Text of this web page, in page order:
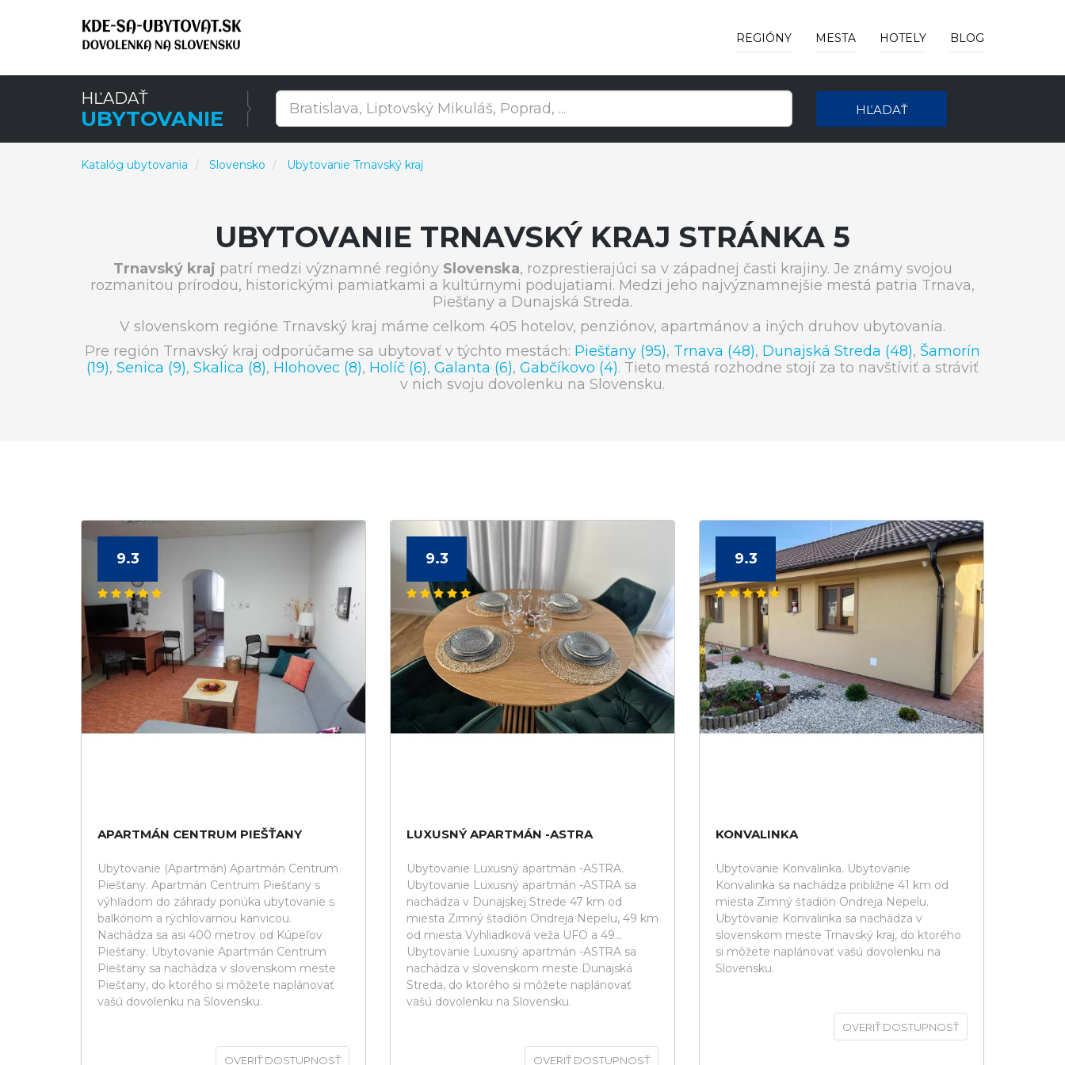
REGIÓNY MESTA HOTELY BLOG
HĽADAŤ
UBYTOVANIE HĽADAŤ
Katalóg ubytovania Slovensko Ubytovanie Trnavský kraj
UBYTOVANIE TRNAVSKÝ KRAJ STRÁNKA 5
Trnavský kraj patrí medzi významné regióny Slovenska, rozprestierajúci sa v západnej časti krajiny. Je známy svojou
rozmanitou prírodou, historickými pamiatkami a kultúrnymi podujatiami. Medzi jeho najvýznamnejšie mestá patria Trnava,
Piešťany a Dunajská Streda.
V slovenskom regióne Trnavský kraj máme celkom 405 hotelov, penziónov, apartmánov a iných druhov ubytovania.
Pre región Trnavský kraj odporúčame sa ubytovať v týchto mestách: Piešťany (95), Trnava (48), Dunajská Streda (48), Šamorín
(19), Senica (9), Skalica (8), Hlohovec (8), Holíč (6), Galanta (6), Gabčíkovo (4). Tieto mestá rozhodne stojí za to navštíviť a stráviť
v nich svoju dovolenku na Slovensku.
9.3
APARTMÁN CENTRUM PIEŠŤANY
Ubytovanie (Apartmán) Apartmán Centrum
Piešťany. Apartmán Centrum Piešťany s
výhľadom do záhrady ponúka ubytovanie s
balkónom a rýchlovarnou kanvicou.
Nachádza sa asi 400 metrov od Kúpeľov
Piešťany. Ubytovanie Apartmán Centrum
Piešťany sa nachádza v slovenskom meste
Piešťany, do ktorého si môžete naplánovať
vašú dovolenku na Slovensku.
OVERIŤ DOSTUPNOSŤ
9.3
LUXUSNÝ APARTMÁN -ASTRA
Ubytovanie Luxusný apartmán -ASTRA.
Ubytovanie Luxusný apartmán -ASTRA sa
nachádza v Dunajskej Strede 47 km od
miesta Zimný štadión Ondreja Nepelu, 49 km
od miesta Vyhliadková veža UFO a 49...
Ubytovanie Luxusný apartmán -ASTRA sa
nachádza v slovenskom meste Dunajská
Streda, do ktorého si môžete naplánovať
vašú dovolenku na Slovensku.
OVERIŤ DOSTUPNOSŤ
9.3
KONVALINKA
Ubytovanie Konvalinka. Ubytovanie
Konvalinka sa nachádza približne 41 km od
miesta Zimný štadión Ondreja Nepelu.
Ubytovanie Konvalinka sa nachádza v
slovenskom meste Trnavský kraj, do ktorého
si môžete naplánovať vašú dovolenku na
Slovensku.
OVERIŤ DOSTUPNOSŤ